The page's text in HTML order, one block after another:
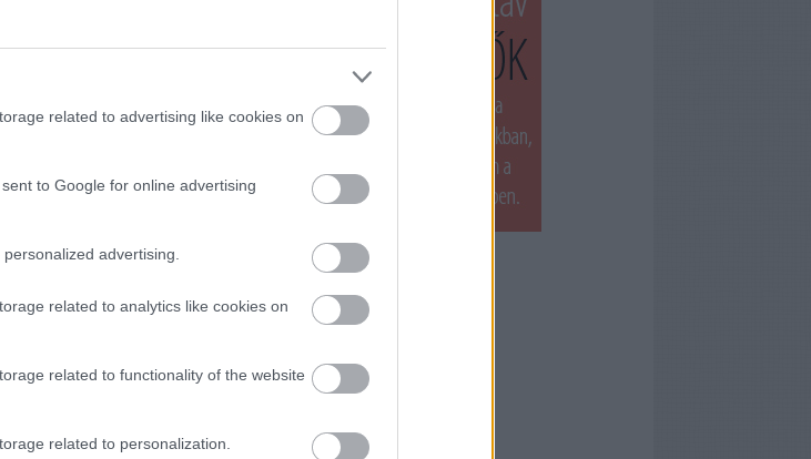
related to advertising like cookies on
to Google for online advertising
advertising.
related to analytics like cookies on
related to functionality of the website
related to personalization.
EZT LÁTTUK LEGUTÓBB
Tweets by filmnaplo